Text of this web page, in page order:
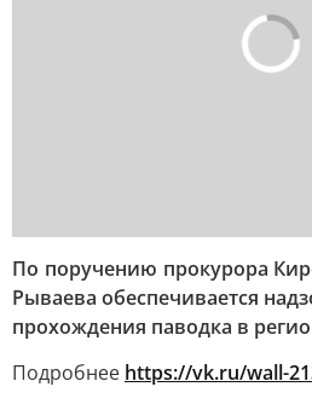
По поручению прокурора
Рываева обеспечивается
прохождения паводка в
Подробнее https://vk.ru/wall-